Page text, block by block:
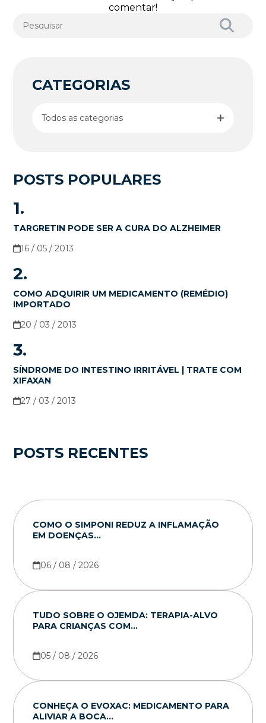
comentar!
CATEGORIAS
Todos as categorias
POSTS POPULARES
1.
TARGRETIN PODE SER A CURA DO ALZHEIMER
16 / 05 / 2013
2.
COMO ADQUIRIR UM MEDICAMENTO (REMÉDIO)
IMPORTADO
20 / 03 / 2013
3.
SÍNDROME DO INTESTINO IRRITÁVEL | TRATE COM
XIFAXAN
27 / 03 / 2013
POSTS RECENTES
COMO O SIMPONI REDUZ A INFLAMAÇÃO
EM DOENÇAS...
06 / 08 / 2026
TUDO SOBRE O OJEMDA: TERAPIA-ALVO
PARA CRIANÇAS COM...
05 / 08 / 2026
CONHEÇA O EVOXAC: MEDICAMENTO PARA
ALIVIAR A BOCA...